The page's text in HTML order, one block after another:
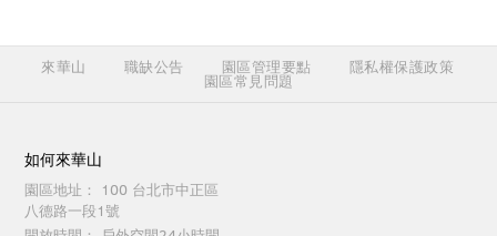
來華山 職缺公告 園區管理要點 隱私權保護政策
園區常見問題
如何來華山
園區地址：
100 台北市中正區
八德路一段1號